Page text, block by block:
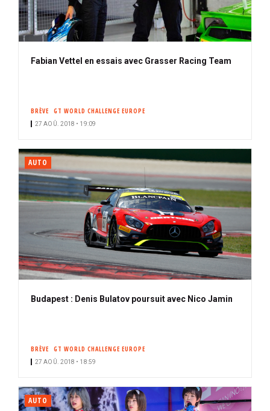
Fabian Vettel en essais avec Grasser Racing Team
BRÈVE GT WORLD CHALLENGE EUROPE
27 AOÛ. 2018 • 19:09
AUTO
Budapest : Denis Bulatov poursuit avec Nico Jamin
BRÈVE GT WORLD CHALLENGE EUROPE
27 AOÛ. 2018 • 18:59
AUTO